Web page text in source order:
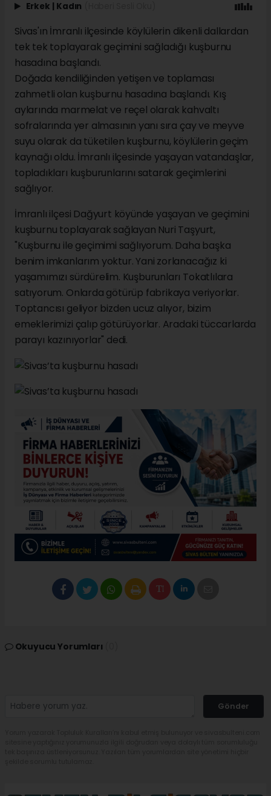
Erkek | Kadın
Sivas'ın İmranlı ilçesinde köylülerin dikenli dallardan
tek tek toplayarak geçimini sağladığı kuşburnu
hasadına başlandı.
Doğada kendiliğinden yetişen ve toplaması
zahmetli olan kuşburnu hasadına başlandı. Kış
aylarında marmelat ve reçel olarak kahvaltı
sofralarında yer almasının yanı sıra çay ve meyve
suyu olarak da tüketilen kuşburnu, köylülerin geçim
kaynağı oldu. İmranlı ilçesinde yaşayan vatandaşlar,
topladıkları kuşburunlarını satarak geçimlerini
sağlıyor.
İmranlı ilçesi Dağyurt köyünde yaşayan ve geçimini
kuşburnu toplayarak sağlayan Nuri Taşyurt,
"Kuşburnu ile geçimimi sağlıyorum. Daha başka
benim imkanlarım yoktur. Yani zorlanacağız ki
yaşamımızı sürdürelim. Kuşburunları Tokatlılara
satıyorum. Onlarda götürüp fabrikaya veriyorlar.
Toptancısı geliyor bizden ucuz alıyor, bizim
emeklerimizi çalıp götürüyorlar. Aradaki tüccarlarda
parayı kazınıyorlar" dedi.
Okuyucu Yorumları
Gönder